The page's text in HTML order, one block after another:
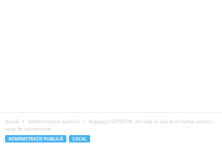
Acasă Administrație publică
Angajații GOSCOM, din ușă în ușă prin Vaslui pentru
taxa de salubrizare
ADMINISTRAȚIE PUBLICĂ LOCAL